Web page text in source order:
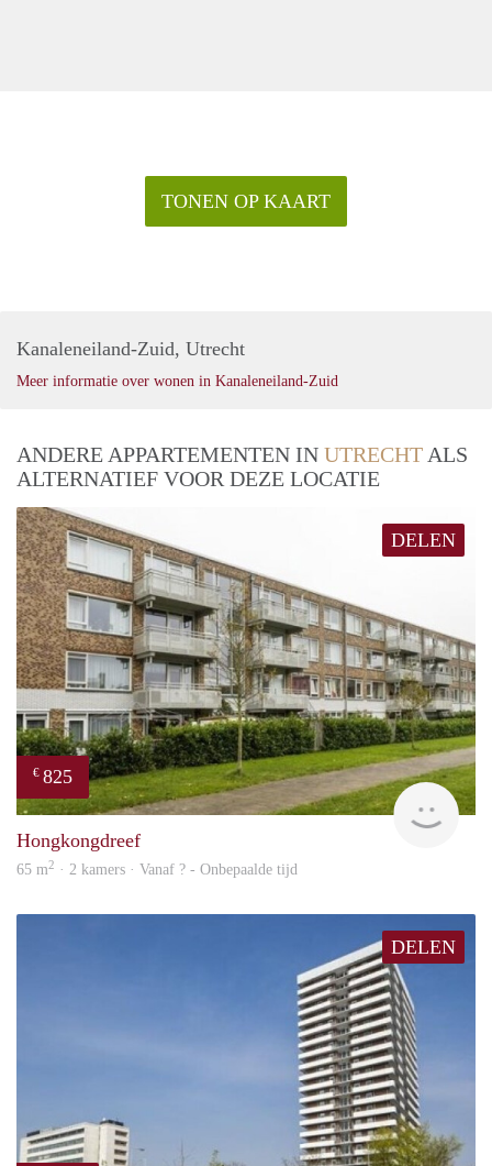
TONEN OP KAART
Kanaleneiland-Zuid, Utrecht
Meer informatie over wonen in Kanaleneiland-Zuid
ANDERE APPARTEMENTEN IN UTRECHT ALS
ALTERNATIEF VOOR DEZE LOCATIE
DELEN
€ 825
Hongkongdreef
65 m2 · 2 kamers · Vanaf ? - Onbepaalde tijd
DELEN